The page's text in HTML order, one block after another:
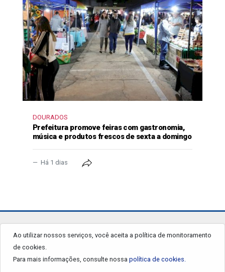
DOURADOS
Prefeitura promove feiras com gastronomia,
música e produtos frescos de sexta a domingo
Há 1 dias
Ao utilizar nossos serviços, você aceita a política de monitoramento
de cookies.
Para mais informações, consulte nossa política de cookies.
jornalgrandourados.com.br